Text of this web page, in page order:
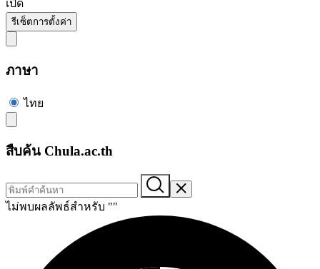
เปิด
รีเซ็ตการตั้งค่า
ภาษา
ไทย
สืบค้น Chula.ac.th
ไม่พบผลลัพธ์สำหรับ ""